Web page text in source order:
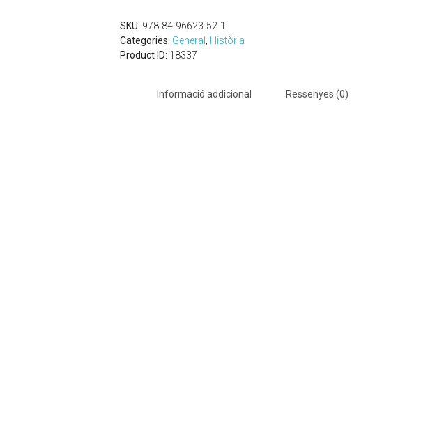
SKU: 978-84-96623-52-1
Categories: General , Història
Product ID: 18337
Informació addicional Ressenyes (0)